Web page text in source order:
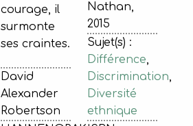
courage, il
surmonte
ses craintes.
David
Alexander
Robertson
Nathan,
2015
Sujet(s) :
Différence,
Discrimination,
Diversité
ethnique